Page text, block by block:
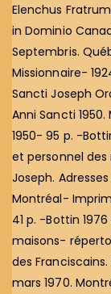
Elenchus
in Dominio
Septembris.
Missionnaire-
Sancti Joseph
Anni Sancti
1950- 95 p. -
et personnel
Joseph.
Montréal-
41 p. -Bottin
maisons-
des
mars 1970.